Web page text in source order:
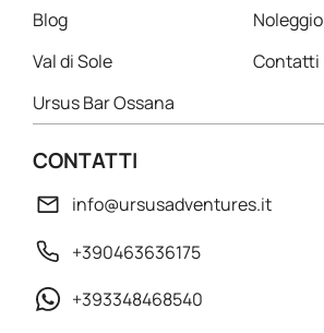
Blog
Val di Sole
Ursus Bar Ossana
Noleggio
Contatti
CONTATTI
info@ursusadventures.it
+390463636175
+393348468540